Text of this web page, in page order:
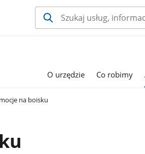
O urzędzie Co robimy
na boisku